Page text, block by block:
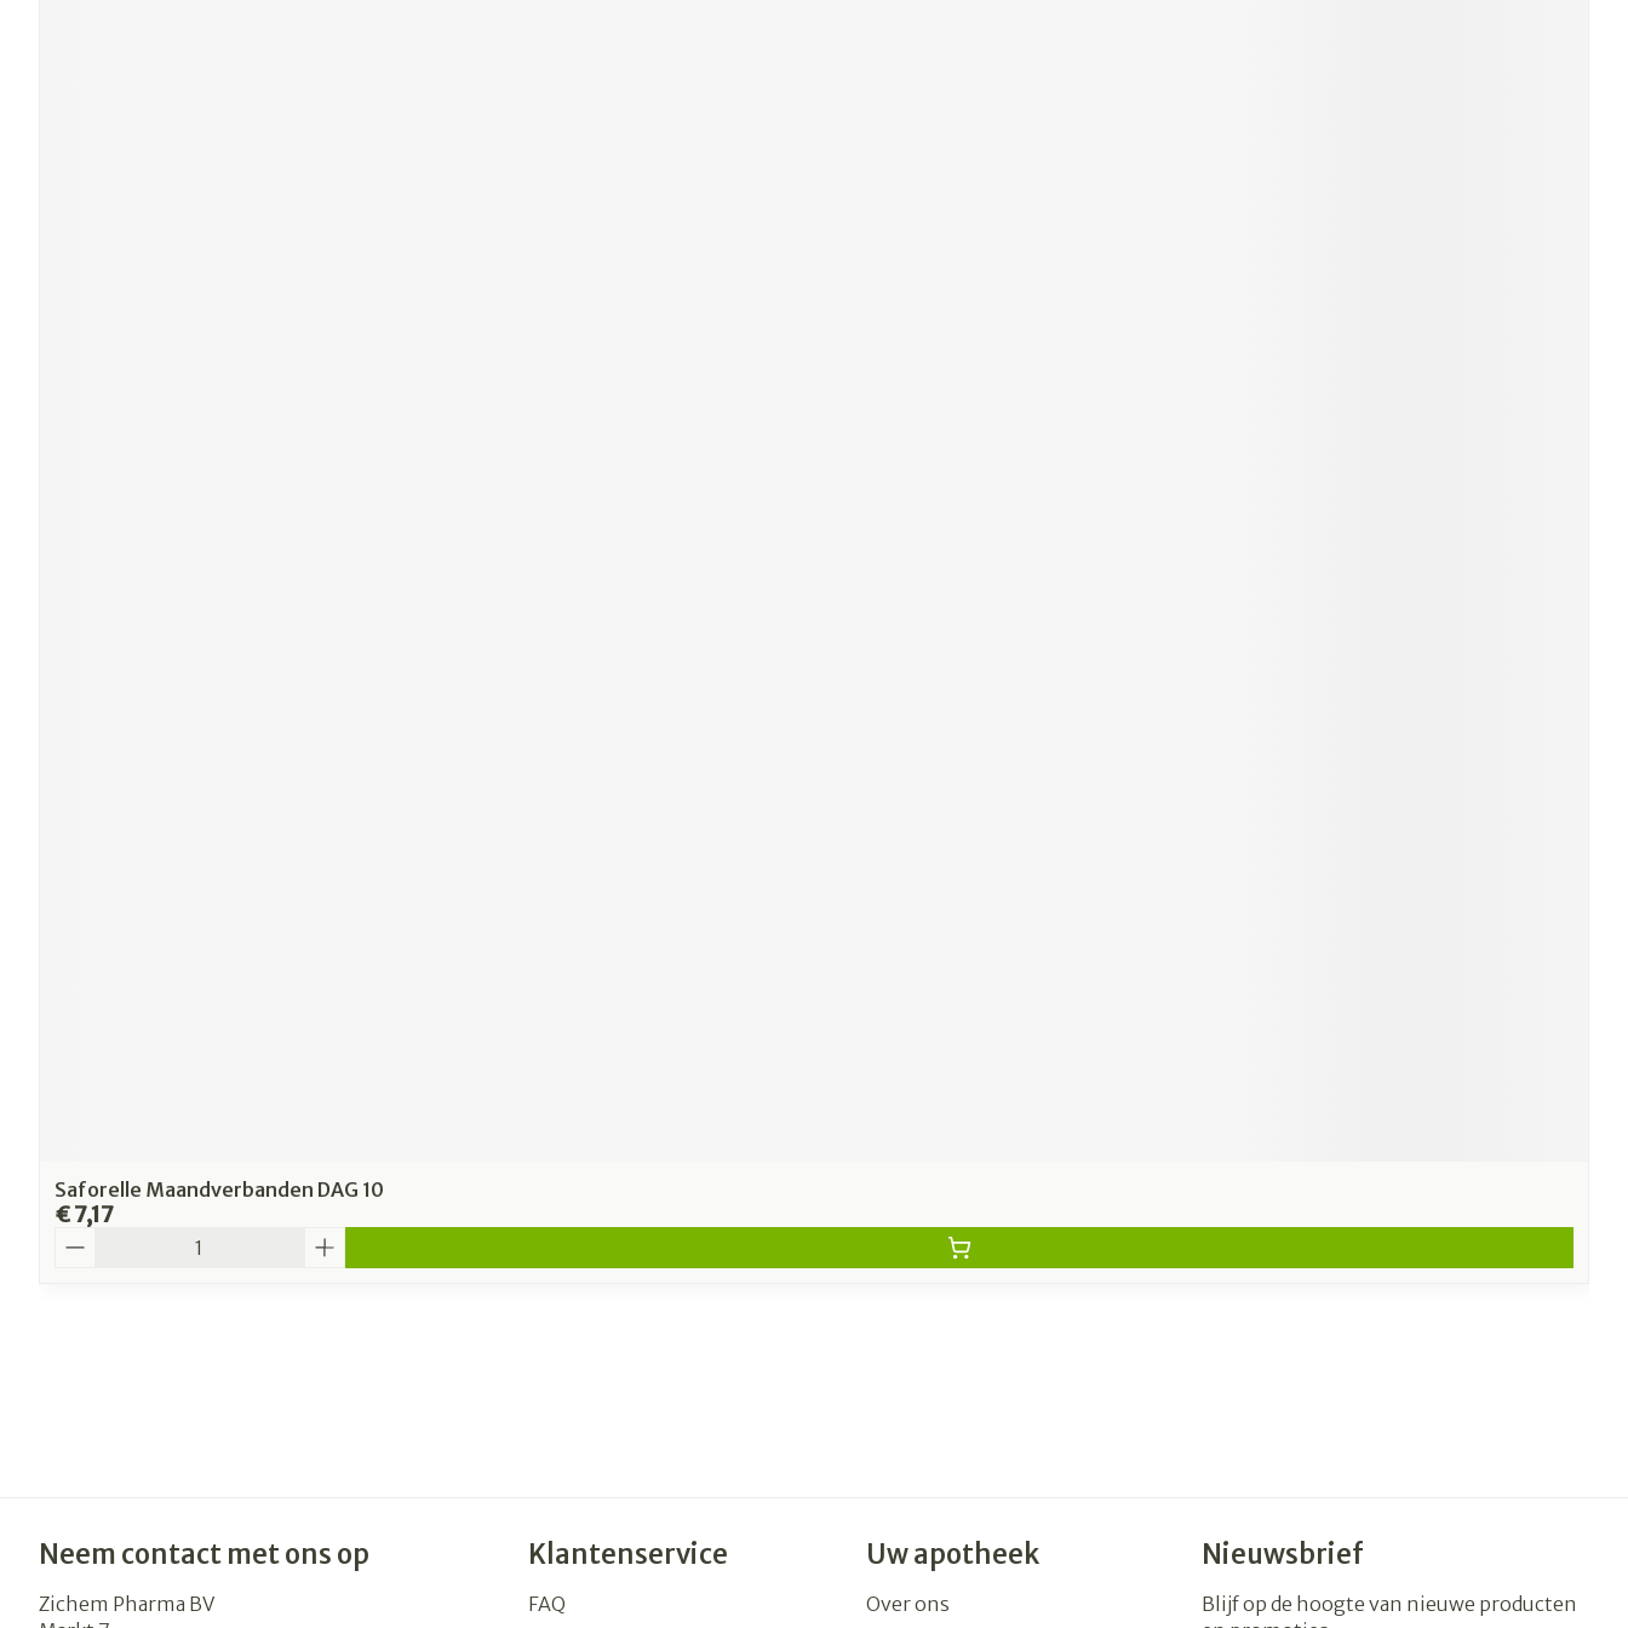
Saforelle Maandverbanden DAG 10
€ 7,17
Neem contact met ons op
Zichem Pharma BV
Klantenservice
FAQ
Uw apotheek
Over ons
Nieuwsbrief
Blijf op de hoogte van nieuwe producten